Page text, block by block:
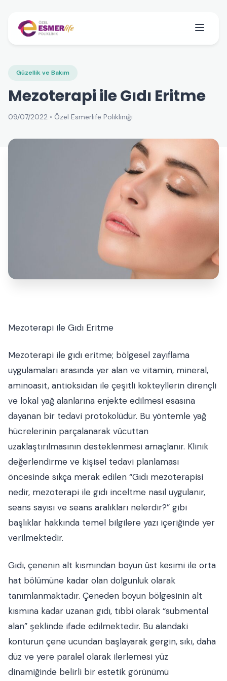
Güzellik ve Bakım
Mezoterapi ile Gıdı Eritme
09/07/2022 • Özel Esmerlife Polikliniği
Mezoterapi ile Gıdı Eritme
Mezoterapi ile gıdı eritme; bölgesel zayıflama
uygulamaları arasında yer alan ve vitamin, mineral,
aminoasit, antioksidan ile çeşitli kokteyllerin dirençli
ve lokal yağ alanlarına enjekte edilmesi esasına
dayanan bir tedavi protokolüdür. Bu yöntemle yağ
hücrelerinin parçalanarak vücuttan
uzaklaştırılmasının desteklenmesi amaçlanır. Klinik
değerlendirme ve kişisel tedavi planlaması
öncesinde sıkça merak edilen “Gıdı mezoterapisi
nedir, mezoterapi ile gıdı inceltme nasıl uygulanır,
seans sayısı ve seans aralıkları nelerdir?” gibi
başlıklar hakkında temel bilgilere yazı içeriğinde yer
verilmektedir.
Gıdı, çenenin alt kısmından boyun üst kesimi ile orta
hat bölümüne kadar olan dolgunluk olarak
tanımlanmaktadır. Çeneden boyun bölgesinin alt
kısmına kadar uzanan gıdı, tıbbi olarak “submental
alan” şeklinde ifade edilmektedir. Bu alandaki
konturun çene ucundan başlayarak gergin, sıkı, daha
düz ve yere paralel olarak ilerlemesi yüz
dinamiğinde belirli bir estetik görünümü